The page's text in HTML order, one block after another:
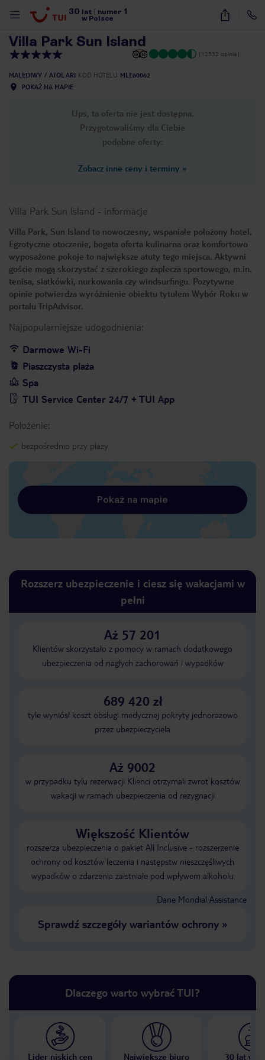
30 lat numer 1
w Polsce
48
Villa Park Sun Island
(12532 opinie)
MALEDIWY ATOL ARI KOD HOTELU MLE60062
POKAŻ NA MAPIE
Ups, ta oferta nie jest dostępna.
Przygotowaliśmy dla Ciebie
podobne oferty:
Zobacz inne ceny i terminy »
Villa Park Sun Island - informacje
Villa Park, Sun Island to nowoczesny, wspaniałe położony hotel.
Egzotyczne otoczenie, bogata oferta kulinarna oraz komfortowo
wyposażone pokoje to największe atuty tego miejsca. Aktywni
goście mogą skorzystać z szerokiego zaplecza sportowego, m.in.
tenisa, siatkówki, nurkowania czy windsurfingu. Pozytywne
opinie potwierdza wyróżnienie obiektu tytułem Wybór Roku w
portalu TripAdvisor.
Najpopularniejsze udogodnienia:
Darmowe Wi-Fi
Piaszczysta plaża
Spa
TUI Service Center 24/7 + TUI App
Położenie:
bezpośrednio przy plaży
Pokaż na mapie
Rozszerz ubezpieczenie i ciesz się wakacjami w
pełni
Aż 57 201
Klientów skorzystało z pomocy w ramach dodatkowego
ubezpieczenia od nagłych zachorowań i wypadków
689 420 zł
tyle wyniósł koszt obsługi medycznej pokryty jednorazowo
przez ubezpieczyciela
Aż 9002
w przypadku tylu rezerwacji Klienci otrzymali zwrot kosztów
wakacji w ramach ubezpieczenia od rezygnacji
Większość Klientów
rozszerza ubezpieczenia o pakiet All Inclusive - rozszerzenie
ochrony od kosztów leczenia i następstw nieszczęśliwych
wypadków o zdarzenia zaistniałe pod wpływem alkoholu
Dane Mondial Assistance
Sprawdź szczegóły wariantów ochrony»
Dlaczego warto wybrać TUI?
Lider niskich cen Największe biuro 30 lat w